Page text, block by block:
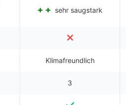
sehr saugstark
Klimafreundlich
3